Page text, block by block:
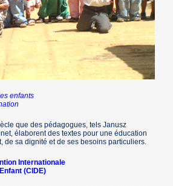
enfants
que des pédagogues, tels Janusz
élaborent des textes pour une éducation
de sa dignité et de ses besoins particuliers.
Internationale
(CIDE)